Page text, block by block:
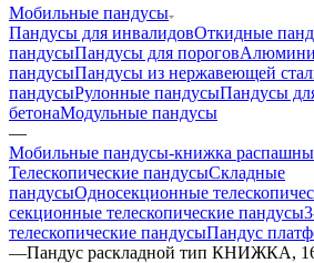
Мобильные пандусы
Пандусы для инвалидовОткидные
пандусыПандусы для порогов
пандусыПандусы из нержавеющей
пандусыРулонные пандусыПандусы
бетонаМодульные пандусы
—
Мобильные пандусы-книжка
Телескопические пандусыСкладные
пандусыОдносекционные
секционные телескопические пандусы
телескопические пандусыПандус
—Пандус раскладной тип КНИЖКА,